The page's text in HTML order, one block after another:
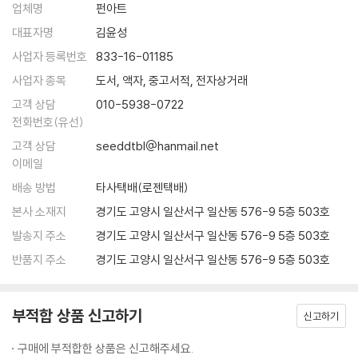
눈살 찌푸려지는 닭살커플의 미식기행이 아닌, 서로를 진심으로 받아들이
고 때로는 서로를 길들여가면서 그들을 둘러싸고 있는 주변 이들과의 관계
또한 요리를 매개로 더욱더 단단하게 만들어가는 아름다움. 그 모든 소통
의 중간에 제3의 언어로 요리가 자리한다는 것, 참 멋진 일이다.
--- p.218
‘손녀딸’은 무라카미 하루키의 소설 『세계의 끝과 하드보일드 원더랜드』에
남자에게 관심 많은 노박사의 손녀딸”에서 따온 저자의 닉네임이다. 샌드
위치와 맥주, 파스타에 이르기까지 먹는 얘기가 심심찮게 등장하는 하루키
소설에 열광했던 시절, 하루키 동호회에서 얻은 이름이다. 어릴 때부터 책
읽기를 좋아하고, 무수히 종이인형을 그리면서 성장한 저자는 미대를 졸업
하고도, 딸이 만들어준 식빵으로 아침식사를 하는 게 꿈이라던 아버지의
바람을 이루어주기 위해 영국에서 요리공부를 하고 돌아와 요리사가 된다.
면서 요리와 음식이 인간관계에서 어떻게 화학작용을 하는지 경험했다. 마
음에 상처를 입은 이에게, 누군가를 상실한 슬픔에 빠진 이에게 백 마디 말
보다 정성이 담긴 따뜻한 한 그릇의 음식이 더 많은 위로가 된다는 것을, 그
리고 누군가를 위한 음식을 만들면서 자기 스스로도 치유받는다는 것을 알
가끔은 상처를 안고 내 부엌에 찾아오는 사람들이 부담스러울 때도 있었
다. 하지만 돌이켜 생각해보면 그들에게 위로의 접시를 내밀던 나 역시도
실은 요리를 하며 그들로부터 치유받았던 것이다. ─「먹고 나면 다 좋아질
동서고금의 다양한 책 속에 등장하는 음식 이야기. 독서의 범위가 방대하
다.
한국일보
책과 요리로 행복해지는 법. 그 누구도 아닌 자신을 위해 무더운 여름을 행
복한 순간으로 만들 수 있는 책 한 권과 요리 한 접시.
문화일보
문학작품에 등장하는 음식을 소재로 다채로운 이야기를 담아낸 이색 에세
이집.
동아일보
업체명
펀아트
대표자명
김윤성
사업자 등록번호
833-16-01185
사업자 종목
도서, 액자, 중고서적, 전자상거래
고객 상담
전화번호(유선)
010-5938-0722
고객 상담
이메일
seeddtbl@hanmail.net
배송 방법
타사택배(로젠택배)
본사 소재지
경기도 고양시 일산서구 일산동 576-9 5층 503호
발송지 주소
경기도 고양시 일산서구 일산동 576-9 5층 503호
반품지 주소
경기도 고양시 일산서구 일산동 576-9 5층 503호
부적합 상품 신고하기 신고하기
구매에 부적합한 상품은 신고해주세요.